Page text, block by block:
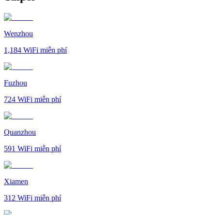
Wenzhou
1,184 WiFi miễn phí
Fuzhou
724 WiFi miễn phí
Quanzhou
591 WiFi miễn phí
Xiamen
312 WiFi miễn phí